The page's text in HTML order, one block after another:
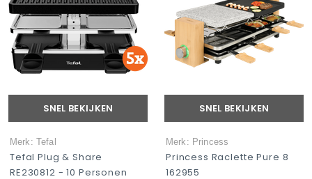
SNEL BEKIJKEN
Merk: Tefal
Tefal Plug & Share
RE230812 - 10 Personen
SNEL BEKIJKEN
Merk: Princess
Princess Raclette Pure 8
162955